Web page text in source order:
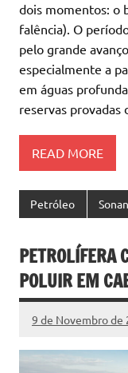
dois momentos: o
falência). O
pelo grande
especialmente a
em águas
reservas
READ MORE
Petróleo
PETROLÍFERA
POLUIR EM
9 de Novembro de